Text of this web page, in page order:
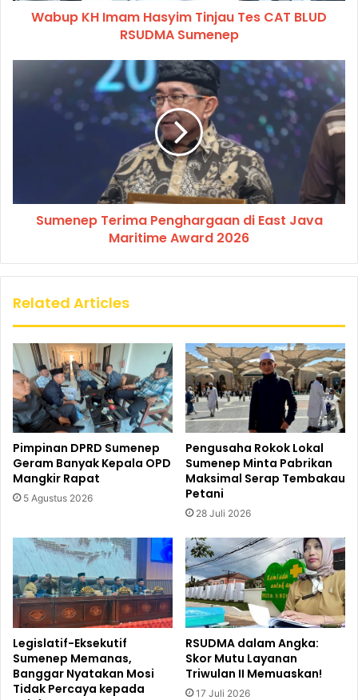
Wabup KH Imam Hasyim Tinjau Tes CAT BLUD
RSUDMA Sumenep
Sumenep Terima Penghargaan di East Java
Maritime Award 2026
Related Articles
Pimpinan DPRD Sumenep
Geram Banyak Kepala OPD
Mangkir Rapat
5 Agustus 2026
Pengusaha Rokok Lokal
Sumenep Minta Pabrikan
Maksimal Serap Tembakau
Petani
28 Juli 2026
Legislatif-Eksekutif
Sumenep Memanas,
Banggar Nyatakan Mosi
Tidak Percaya kepada
RSUDMA dalam Angka:
Skor Mutu Layanan
Triwulan II Memuaskan!
17 Juli 2026